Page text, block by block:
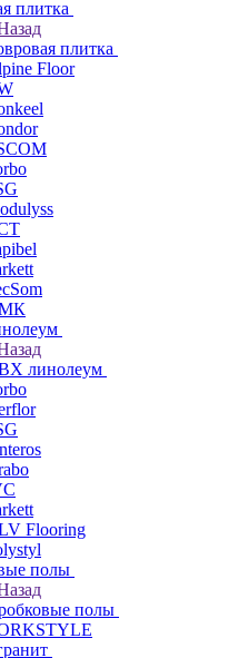
плитка
плитка
Floor
линолеум
Flooring
полы
полы